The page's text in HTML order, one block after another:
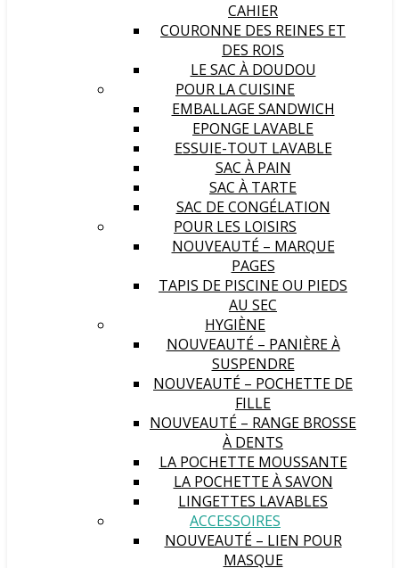
CAHIER
COURONNE DES REINES ET
DES ROIS
LE SAC À DOUDOU
POUR LA CUISINE
EMBALLAGE SANDWICH
EPONGE LAVABLE
ESSUIE-TOUT LAVABLE
SAC À PAIN
SAC À TARTE
SAC DE CONGÉLATION
POUR LES LOISIRS
NOUVEAUTÉ – MARQUE
PAGES
TAPIS DE PISCINE OU PIEDS
AU SEC
HYGIÈNE
NOUVEAUTÉ – PANIÈRE À
SUSPENDRE
NOUVEAUTÉ – POCHETTE DE
FILLE
NOUVEAUTÉ – RANGE BROSSE
À DENTS
LA POCHETTE MOUSSANTE
LA POCHETTE À SAVON
LINGETTES LAVABLES
ACCESSOIRES
NOUVEAUTÉ – LIEN POUR
MASQUE